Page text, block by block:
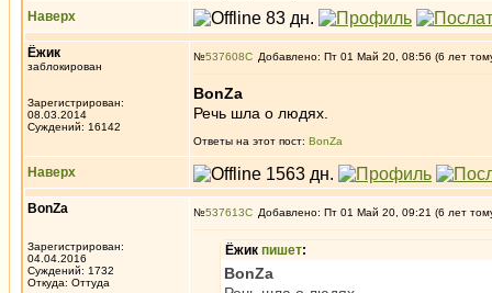
Наверх
Ёжик
заблокирован
Зарегистрирован:
08.03.2014
Суждений: 16142
№537608 Добавлено: Пт 01 Май 20, 08:56 (6 лет
BonZa
Речь шла о людях.
Ответы на этот пост: BonZa
Наверх
BonZa
Зарегистрирован:
04.04.2016
Суждений: 1732
Откуда: Oттyдa
№537613 Добавлено: Пт 01 Май 20, 09:21 (6 лет
Ёжик пишет:
BonZa